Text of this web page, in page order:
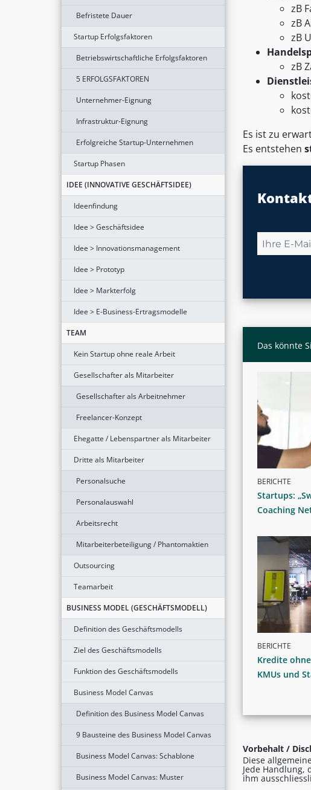
Befristete Dauer
Startup Erfolgsfaktoren
Betriebswirtschaftliche Erfolgsfaktoren
5 ERFOLGSFAKTOREN
Unternehmer-Eignung
Infrastruktur-Eignung
Erfolgreiche Startup-Unternehmen
Startup Phasen
IDEE (INNOVATIVE GESCHÄFTSIDEE)
Ideenfindung
Idee > Geschäftsidee
Idee > Innovationsmanagement
Idee > Prototyp
Idee > Markterfolg
Idee > E-Business-Ertragsmodelle
TEAM
Kein Startup ohne reale Arbeit
Gesellschafter als Mitarbeiter
Gesellschafter als Arbeitnehmer
Freelancer-Konzept
Ehegatte / Lebenspartner als Mitarbeiter
Dritte als Mitarbeiter
Personalsuche
Personalauswahl
Arbeitsrecht
Mitarbeiterbeteiligung / Phantomaktien
Outsourcing
Teamarbeit
BUSINESS MODEL (GESCHÄFTSMODELL)
Definition des Geschäftsmodells
Ziel des Geschäftsmodells
Funktion des Geschäftsmodells
Business Model Canvas
Definition des Business Model Canvas
9 Bausteine des Business Model Canvas
Business Model Canvas: Schablone
Business Model Canvas: Muster
zB
zB
zB
zB
Es ist zu
Es entstehen
Das könnte
BERICHTE
Startups:
Coaching
BERICHTE
Kredite
KMUs und
Vorbehalt /
Diese
Jede
ihm